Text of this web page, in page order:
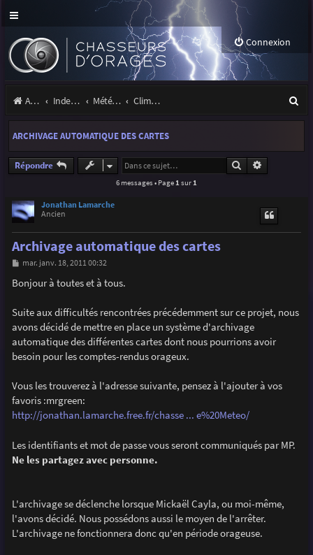
Connexion
Accueil Index du forum Météo et climatologie des orages Climatologie des orages
e
ARCHIVAGE AUTOMATIQUE DES CARTES
Répondre Rechercher
6 messages • Page 1 sur 1
Jonathan Lamarche
Ancien
Archivage automatique des cartes
M
s
s
g
e
mar. janv. 18, 2011 00:32
Bonjour à toutes et à tous.
Suite aux difficultés rencontrées précédemment sur ce projet, nous
avons décidé de mettre en place un système d'archivage
automatique des différentes cartes dont nous pourrions avoir
besoin pour les comptes-rendus orageux.
Vous les trouverez à l'adresse suivante, pensez à l'ajouter à vos
favoris :mrgreen:
http://jonathan.lamarche.free.fr/chasse ... e%20Meteo/
Les identifiants et mot de passe vous seront communiqués par MP.
Ne les partagez avec personne.
L'archivage se déclenche lorsque Mickaël Cayla, ou moi-même,
l'avons décidé. Nous possédons aussi le moyen de l'arrêter.
L'archivage ne fonctionnera donc qu'en période orageuse.